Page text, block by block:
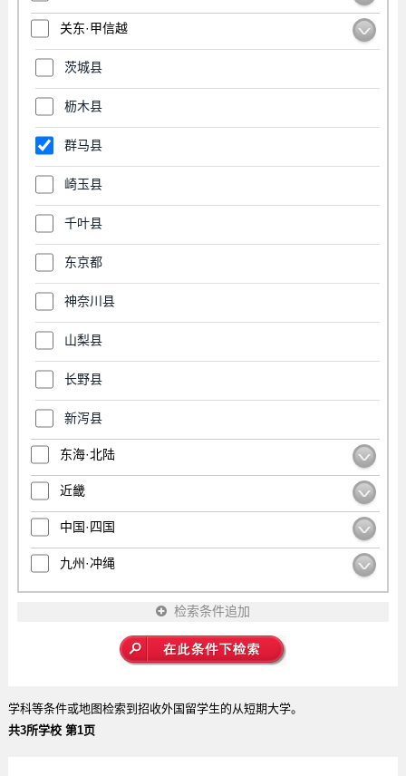
关东·甲信越
茨城县
枥木县
群马县
崎玉县
千叶县
东京都
神奈川县
山梨县
长野县
新泻县
东海·北陆
近畿
中国·四国
九州·冲绳
检索条件追加
学科等条件或地图检索到招收外国留学生的从短期大学。
共3所学校 第1页